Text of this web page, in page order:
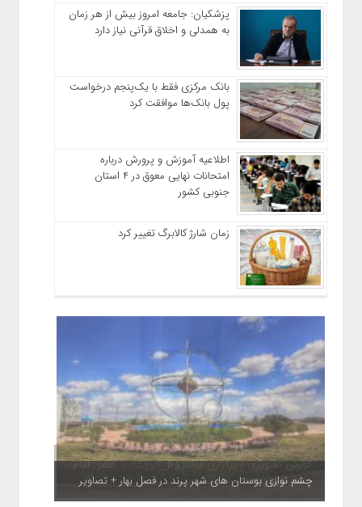
پزشکیان: جامعه امروز بیش از هر زمان
به همدلی و اخلاق قرآنی نیاز دارد
بانک مرکزی فقط با یک‌‎پنجم درخواست
پول بانک‌ها موافقت کرد
اطلاعیه آموزش و پرورش درباره
امتحانات نهایی معوق در ۴ استان
جنوبی کشور
زمان شارژ کالابرگ تغییر کرد
چشم نوازی بوستان های شهر پرند در فصل بهار + تصاویر